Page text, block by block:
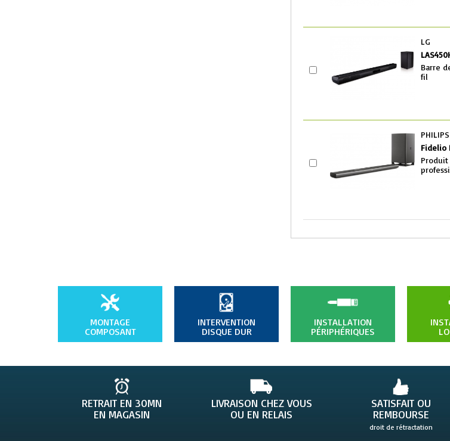
LG
Barre
fil
PHILIPS
Fidelio
Produit
MONTAGE
COMPOSANT
INTERVENTION
DISQUE DUR
INSTALLATION
PÉRIPHÉRIQUES
RETRAIT EN 30MN
EN MAGASIN
LIVRAISON CHEZ VOUS
OU EN RELAIS
SATISFAIT OU
REMBOURSE
droit de rétractation